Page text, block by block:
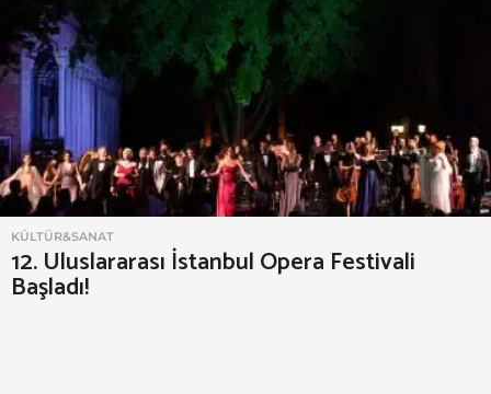
p
e
r
a
f
e
s
t
i
KÜLTÜR&SANAT
12. Uluslararası İstanbul Opera Festivali
Başladı!